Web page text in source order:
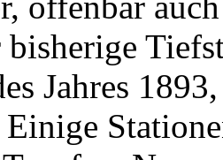
Jahres